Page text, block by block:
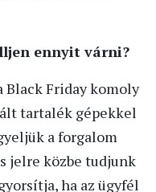
ennyit várni?
Black Friday komoly
tartalék gépekkel
a forgalom
jelre közbe tudjunk
ha az ügyfél